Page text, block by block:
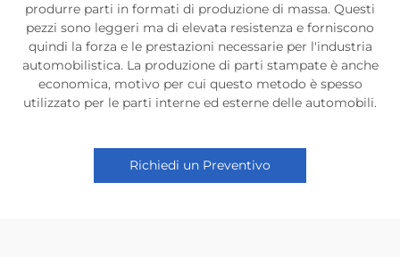
produrre parti in formati di produzione di massa. Questi
pezzi sono leggeri ma di elevata resistenza e forniscono
quindi la forza e le prestazioni necessarie per l'industria
automobilistica. La produzione di parti stampate è anche
economica, motivo per cui questo metodo è spesso
utilizzato per le parti interne ed esterne delle automobili.
Richiedi un Preventivo